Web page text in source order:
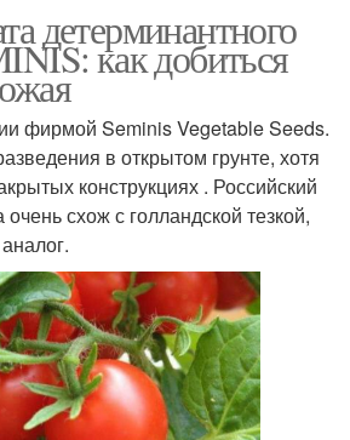
детерминантного
как добиться
фирмой Seminis Vegetable Seeds.
в открытом грунте, хотя
конструкциях . Российский
схож с голландской тезкой,